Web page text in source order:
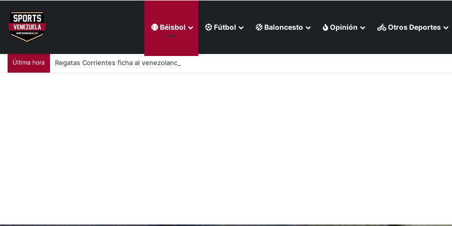
Béisbol Fútbol Baloncesto Opinión Otros Deportes
Última hora Regatas Corrientes ficha al venezolano Elián Centeno